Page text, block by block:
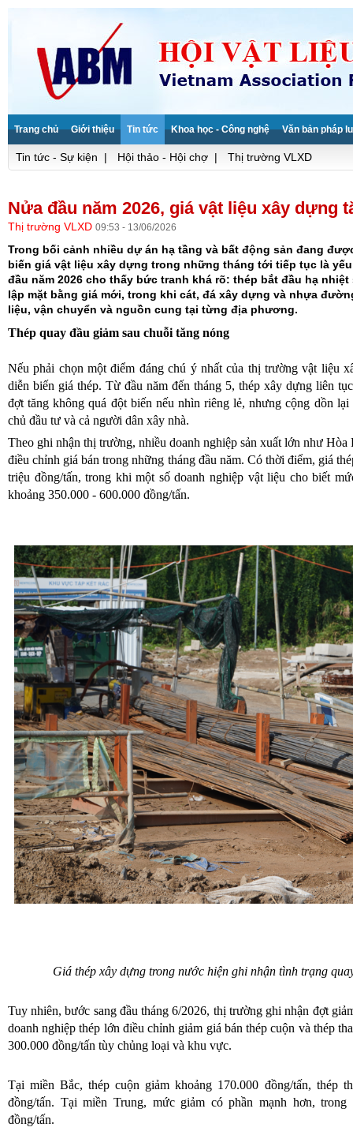
Trang chủ Giới thiệu Tin tức Khoa học - Công nghệ Văn bản pháp
Tin tức - Sự kiện | Hội thảo - Hội chợ | Thị trường VLXD
Nửa đầu năm 2026, giá vật liệu xây dựng
Thị trường VLXD 09:53 - 13/06/2026
Trong bối cảnh nhiều dự án hạ tầng và bất động sản đang
biến giá vật liệu xây dựng trong những tháng tới tiếp tục là
đầu năm 2026 cho thấy bức tranh khá rõ: thép bắt đầu hạ
lập mặt bằng giá mới, trong khi cát, đá xây dựng và nhựa
liệu, vận chuyển và nguồn cung tại từng địa phương.
Thép quay đầu giảm sau chuỗi tăng nóng
Nếu phải chọn một điểm đáng chú ý nhất của thị trường vật liệu
diễn biến giá thép. Từ đầu năm đến tháng 5, thép xây dựng liên
đợt tăng không quá đột biến nếu nhìn riêng lẻ, nhưng cộng dồn
chủ đầu tư và cả người dân xây nhà.
Theo ghi nhận thị trường, nhiều doanh nghiệp sản xuất lớn như
điều chỉnh giá bán trong những tháng đầu năm. Có thời điểm, giá
triệu đồng/tấn, trong khi một số doanh nghiệp vật liệu cho biết
khoảng 350.000 - 600.000 đồng/tấn.
Giá thép xây dựng trong nước hiện ghi nhận tình trạng
Tuy nhiên, bước sang đầu tháng 6/2026, thị trường ghi nhận đợt
doanh nghiệp thép lớn điều chỉnh giảm giá bán thép cuộn và thép
300.000 đồng/tấn tùy chủng loại và khu vực.
Tại miền Bắc, thép cuộn giảm khoảng 170.000 đồng/tấn, thép
đồng/tấn. Tại miền Trung, mức giảm có phần mạnh hơn,
đồng/tấn.